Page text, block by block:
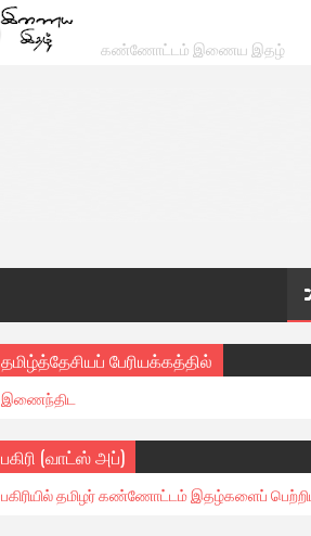
கண்ணோட்டம் இணைய இதழ்
தமிழ்த்தேசியப் பேரியக்கத்தில்
இணைந்திட
பகிரி (வாட்ஸ் அப்)
பகிரியில் தமிழர் கண்ணோட்டம் இதழ்களைப் பெற்றிட